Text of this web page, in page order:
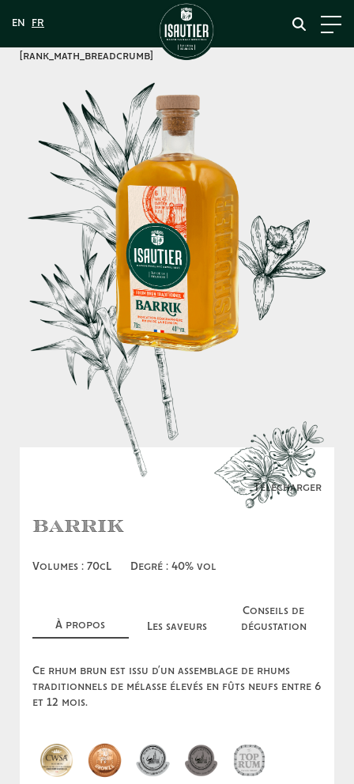
[rank_math_breadcrumb]
Télécharger
Barrik
Volumes : 70cL Degré : 40% vol
À propos Les saveurs
Conseils de
dégustation
Ce rhum brun est issu d’un assemblage de rhums
traditionnels de mélasse élevés en fûts neufs entre 6
et 12 mois.